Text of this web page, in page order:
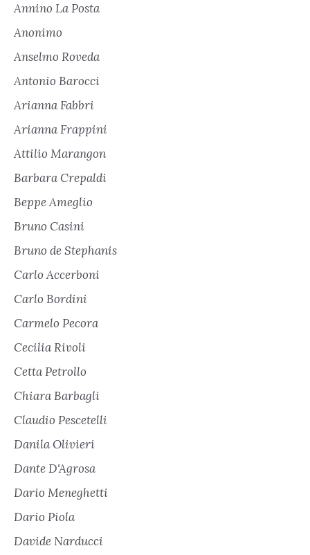
Annino La Posta
Anonimo
Anselmo Roveda
Antonio Barocci
Arianna Fabbri
Arianna Frappini
Attilio Marangon
Barbara Crepaldi
Beppe Ameglio
Bruno Casini
Bruno de Stephanis
Carlo Accerboni
Carlo Bordini
Carmelo Pecora
Cecilia Rivoli
Cetta Petrollo
Chiara Barbagli
Claudio Pescetelli
Danila Olivieri
Dante D'Agrosa
Dario Meneghetti
Dario Piola
Davide Narducci